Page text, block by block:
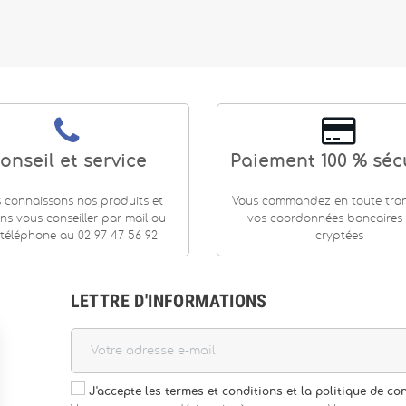
et service
connaissons nos produits et
vous conseiller par mail ou
au 02 97 47 56 92
Paiement 100 %
Vous commandez en toute
vos coordonnées bancaires
cryptées
LETTRE D'INFORMATIONS
J'accepte les termes et conditions et la politique de